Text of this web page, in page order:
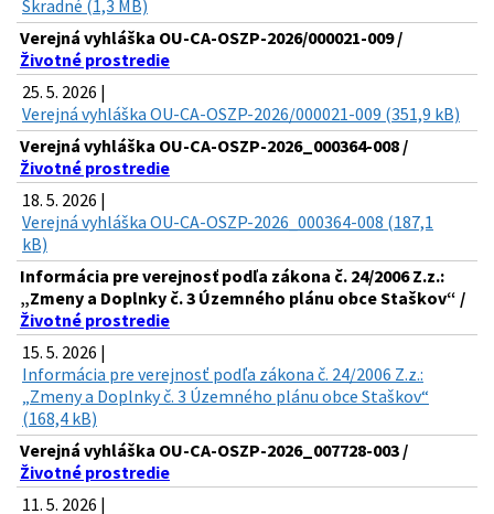
Škradné (1,3 MB)
Verejná vyhláška OU-CA-OSZP-2026/000021-009 /
Životné prostredie
25. 5. 2026 |
Verejná vyhláška OU-CA-OSZP-2026/000021-009 (351,9 kB)
Verejná vyhláška OU-CA-OSZP-2026_000364-008 /
Životné prostredie
18. 5. 2026 |
Verejná vyhláška OU-CA-OSZP-2026_000364-008 (187,1
kB)
Informácia pre verejnosť podľa zákona č. 24/2006 Z.z.:
„Zmeny a Doplnky č. 3 Územného plánu obce Staškov“ /
Životné prostredie
15. 5. 2026 |
Informácia pre verejnosť podľa zákona č. 24/2006 Z.z.:
„Zmeny a Doplnky č. 3 Územného plánu obce Staškov“
(168,4 kB)
Verejná vyhláška OU-CA-OSZP-2026_007728-003 /
Životné prostredie
11. 5. 2026 |